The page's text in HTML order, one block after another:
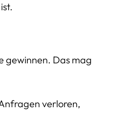
gewinnen. Das mag
verloren,